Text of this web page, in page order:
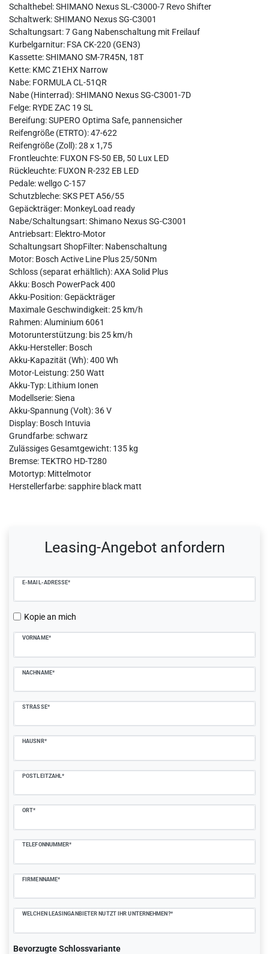
Schalthebel: SHIMANO Nexus SL-C3000-7 Revo Shifter
Schaltwerk: SHIMANO Nexus SG-C3001
Schaltungsart: 7 Gang Nabenschaltung mit Freilauf
Kurbelgarnitur: FSA CK-220 (GEN3)
Kassette: SHIMANO SM-7R45N, 18T
Kette: KMC Z1EHX Narrow
Nabe: FORMULA CL-51QR
Nabe (Hinterrad): SHIMANO Nexus SG-C3001-7D
Felge: RYDE ZAC 19 SL
Bereifung: SUPERO Optima Safe, pannensicher
Reifengröße (ETRTO): 47-622
Reifengröße (Zoll): 28 x 1,75
Frontleuchte: FUXON FS-50 EB, 50 Lux LED
Rückleuchte: FUXON R-232 EB LED
Pedale: wellgo C-157
Schutzbleche: SKS PET A56/55
Gepäckträger: MonkeyLoad ready
Nabe/Schaltungsart: Shimano Nexus SG-C3001
Antriebsart: Elektro-Motor
Schaltungsart ShopFilter: Nabenschaltung
Motor: Bosch Active Line Plus 25/50Nm
Schloss (separat erhältlich): AXA Solid Plus
Akku: Bosch PowerPack 400
Akku-Position: Gepäckträger
Maximale Geschwindigkeit: 25 km/h
Rahmen: Aluminium 6061
Motorunterstützung: bis 25 km/h
Akku-Hersteller: Bosch
Akku-Kapazität (Wh): 400 Wh
Motor-Leistung: 250 Watt
Akku-Typ: Lithium Ionen
Modellserie: Siena
Akku-Spannung (Volt): 36 V
Display: Bosch Intuvia
Grundfarbe: schwarz
Zulässiges Gesamtgewicht: 135 kg
Bremse: TEKTRO HD-T280
Motortyp: Mittelmotor
Herstellerfarbe: sapphire black matt
Leasing-Angebot anfordern
E-MAIL-ADRESSE*
Kopie an mich
VORNAME*
NACHNAME*
STRASSE*
HAUSNR*
POSTLEITZAHL*
ORT*
TELEFONNUMMER*
FIRMENNAME*
WELCHEN LEASINGANBIETER NUTZT IHR UNTERNEHMEN?*
Bevorzugte Schlossvariante